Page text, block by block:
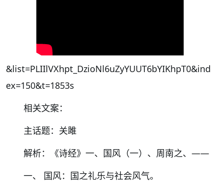
&list=PLIIlVXhpt_DzioNl6uZyYUUT6bYIKhpT0&ind
ex=150&t=1853s
相关文案：
主话题：关雎
解析：《诗经》一、国风（一）、周南之、——
一、 国风：国之礼乐与社会风气。